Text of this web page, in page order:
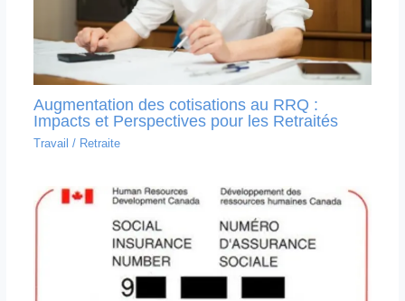
Augmentation des cotisations au RRQ :
Impacts et Perspectives pour les Retraités
Travail / Retraite